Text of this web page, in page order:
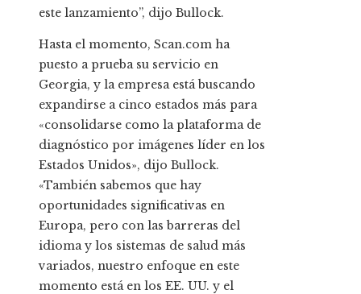
este lanzamiento”, dijo Bullock.
Hasta el momento, Scan.com ha
puesto a prueba su servicio en
Georgia, y la empresa está buscando
expandirse a cinco estados más para
«consolidarse como la plataforma de
diagnóstico por imágenes líder en los
Estados Unidos», dijo Bullock.
«También sabemos que hay
oportunidades significativas en
Europa, pero con las barreras del
idioma y los sistemas de salud más
variados, nuestro enfoque en este
momento está en los EE. UU. y el